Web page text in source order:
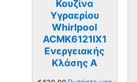
Κουζίνα
Υγραερίου
Whirlpool
ACMK6121IX1
Ενεργειακής
Κλάσης Α